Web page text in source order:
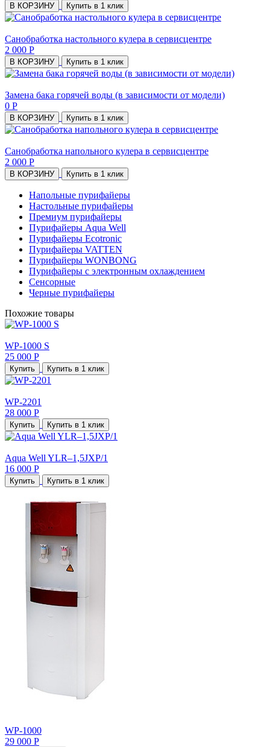
В КОРЗИНУ Купить в 1 клик
Санобработка настольного кулера в сервисцентре
2 000 Р
В КОРЗИНУ Купить в 1 клик
Замена бака горячей воды (в зависимости от модели)
0 Р
В КОРЗИНУ Купить в 1 клик
Санобработка напольного кулера в сервисцентре
2 000 Р
В КОРЗИНУ Купить в 1 клик
Напольные пурифайеры
Настольные пурифайеры
Премиум пурифайеры
Пурифайеры Aqua Well
Пурифайеры Ecotronic
Пурифайеры VATTEN
Пурифайеры WONBONG
Пурифайеры с электронным охлаждением
Сенсорные
Черные пурифайеры
Похожие товары
WP-1000 S
25 000 Р
Купить Купить в 1 клик
WP-2201
28 000 Р
Купить Купить в 1 клик
Aqua Well YLR–1,5JXP/1
16 000 Р
Купить Купить в 1 клик
WP-1000
29 000 Р